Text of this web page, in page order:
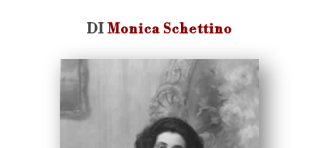
DI Monica Schettino